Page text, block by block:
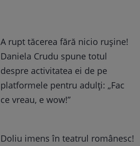
A rupt tăcerea fără nicio rușine!
Daniela Crudu spune totul
despre activitatea ei de pe
platformele pentru adulți: „Fac
ce vreau, e wow!”
Doliu imens în teatrul românesc!